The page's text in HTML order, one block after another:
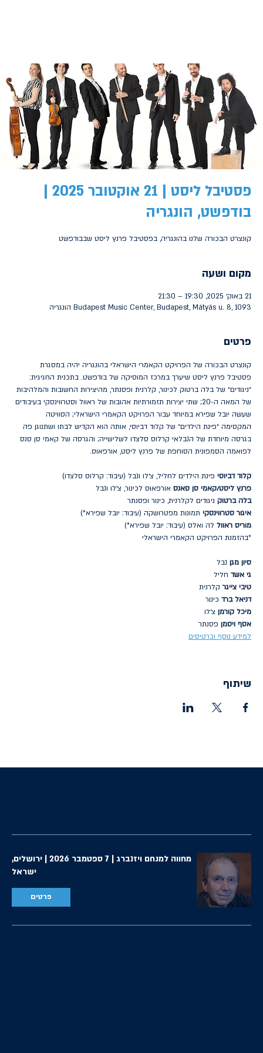
פסטיבל ליסט | 21 אוקטובר 2025 |
בודפשט, הונגריה
קונצרט הבכורה שלנו בהונגריה, בפסטיבל פרנץ ליסט שבבודפשט
מקום ושעה
21 באוק׳ 2025, 19:30 – 21:30
Budapest Music Center, Budapest, Mátyás u. 8, 1093 הונגריה
פרטים
קונצרט הבכורה של הפרויקט הקאמרי הישראלי בהונגריה יהיה במסגרת
פסטיבל פרנץ ליסט שיערך במרכז המוסיקה של בודפשט. בתכנית החגיגית:
״ניגודים״ של בלה ברטוק לכינור, קלרנית ופסנתר, מהיצירות החשובות והמלהיבות
של המאה ה-20; שתי יצירות תזמורתיות אהובות של ראוול וסטרווינסקי בעיבודים
שעשה יובל שפירא במיוחד עבור הפרויקט הקאמרי הישראלי; הסוויטה
המקסימה ״פינת הילדים״ של קלוד דביוסי, אותה הוא הקדיש לבתו ושתנוגן פה
בגרסה מיוחדת של הנבלאי קרלוס סלצדו לשלישייה; והגרסה של קאמי סן סנס
לפואמה הסמפונית הסוחפת של פרנץ ליסט, אורפאוס.
קלוד דביוסי פינת הילדים לחליל, צ׳לו ונבל (עיבוד: קרלוס סלצדו)
פרנץ ליסט/קאמי סן סאנס אורפאוּס לכינור, צ׳לו ונבל
בלה ברטוק ניגודים לקלרנית, כינור ופסנתר
איגור סטרווינסקי תמונות מפטרושקה (עיבוד: יובל שפירא*)
מוריס ראוול לה ואלס (עיבוד: יובל שפירא*)
*בהזמנת הפרויקט הקאמרי הישראלי
סיון מגן נבל
גי אשד חליל
טיבי צייגר קלרנית
דניאל ברד כינור
מיכל קורמן צ׳לו
אסף ויסמן פסנתר
למידע נוסף וכרטיסים
שיתוף
מחווה למנחם ויזנברג | 7 ספטמבר 2026 | ירושלים,
ישראל
פרטים